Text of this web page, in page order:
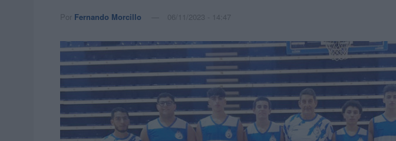
Por Fernando Morcillo 06/11/2023 - 14:47